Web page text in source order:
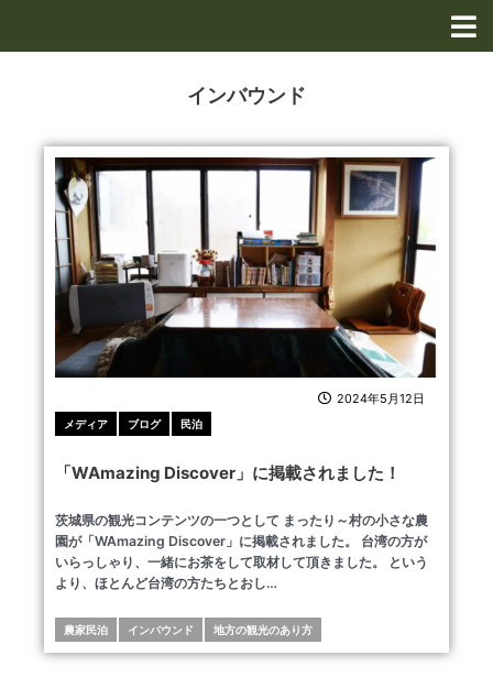
インバウンド
2024年5月12日
メディア ブログ 民泊
「WAmazing Discover」に掲載されました！
茨城県の観光コンテンツの一つとして まったり～村の小さな農
園が「WAmazing Discover」に掲載されました。 台湾の方が
いらっしゃり、一緒にお茶をして取材して頂きました。 という
より、ほとんど台湾の方たちとおし…
農家民泊 インバウンド 地方の観光のあり方